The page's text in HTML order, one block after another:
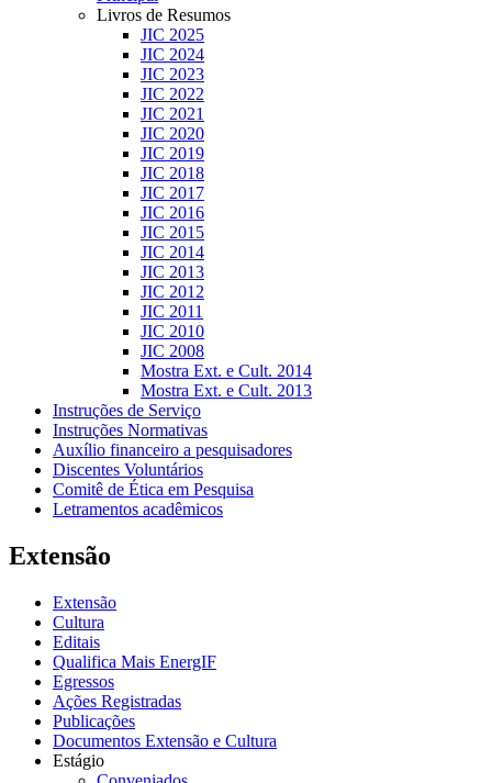
Livros de Resumos
JIC 2025
JIC 2024
JIC 2023
JIC 2022
JIC 2021
JIC 2020
JIC 2019
JIC 2018
JIC 2017
JIC 2016
JIC 2015
JIC 2014
JIC 2013
JIC 2012
JIC 2011
JIC 2010
JIC 2008
Mostra Ext. e Cult. 2014
Mostra Ext. e Cult. 2013
Instruções de Serviço
Instruções Normativas
Auxílio financeiro a pesquisadores
Discentes Voluntários
Comitê de Ética em Pesquisa
Letramentos acadêmicos
Extensão
Extensão
Cultura
Editais
Qualifica Mais EnergIF
Egressos
Ações Registradas
Publicações
Documentos Extensão e Cultura
Estágio